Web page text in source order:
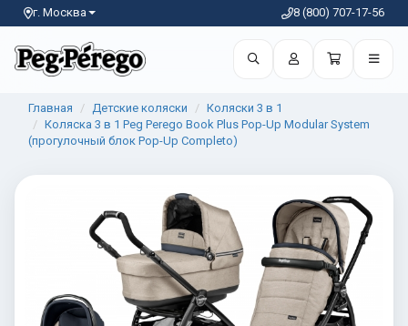
г. Москва 8 (800) 707-17-56
Главная Детские коляски
Коляски 3 в 1
Коляска 3 в 1 Peg Perego Book Plus Pop-Up Modular System
(прогулочный блок Pop-Up Completo)